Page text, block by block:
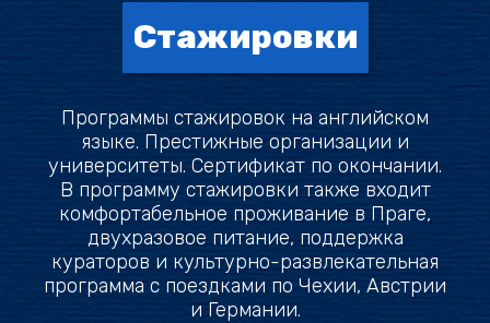
Стажировки
Программы стажировок на английском
языке. Престижные организации и
университеты. Сертификат по окончании.
В программу стажировки также входит
комфортабельное проживание в Праге,
двухразовое питание, поддержка
кураторов и культурно-развлекательная
программа с поездками по Чехии, Австрии
и Германии.